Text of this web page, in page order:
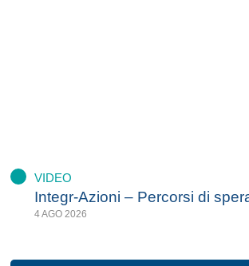
VIDEO
Integr-Azioni – Percorsi di
4 AGO 2026